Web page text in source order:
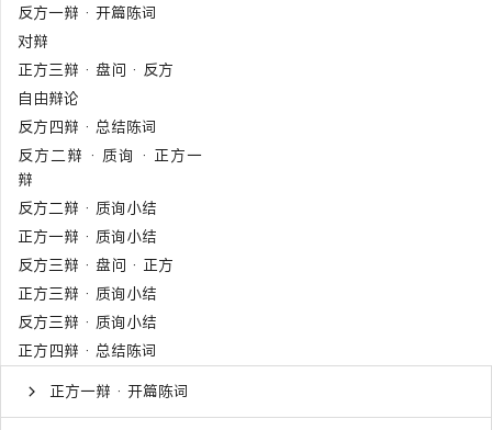
反方一辩 · 开篇陈词
对辩
正方三辩 · 盘问 · 反方
自由辩论
反方四辩 · 总结陈词
反方二辩 · 质询 · 正方一
辩
反方二辩 · 质询小结
正方一辩 · 质询小结
反方三辩 · 盘问 · 正方
正方三辩 · 质询小结
反方三辩 · 质询小结
正方四辩 · 总结陈词
正方一辩 · 开篇陈词